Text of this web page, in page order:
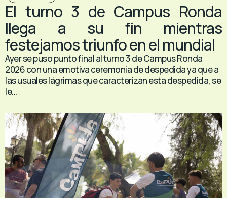
El turno 3 de Campus Ronda
llega a su fin mientras
festejamos triunfo en el mundial
Ayer se puso punto final al turno 3 de Campus Ronda
2026 con una emotiva ceremonia de despedida ya que a
las usuales lágrimas que caracterizan esta despedida, se
le...